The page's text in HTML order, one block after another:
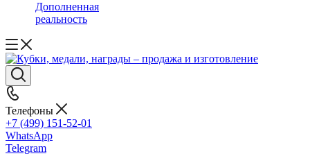
Дополненная
реальность
Телефоны
+7 (499) 151-52-01
WhatsApp
Telegram